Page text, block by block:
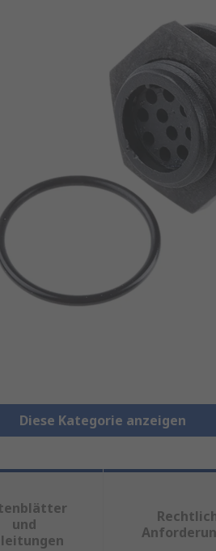
Diese Kategorie anzeigen
und